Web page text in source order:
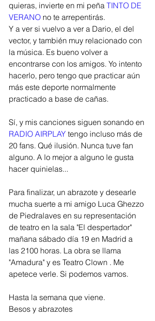
quieras, invierte en mi peña TINTO DE
VERANO no te arrepentirás.
Y a ver si vuelvo a ver a Dario, el del
vector, y también muy relacionado con
la música. Es bueno volver a
encontrarse con los amigos. Yo intento
hacerlo, pero tengo que practicar aún
más este deporte normalmente
practicado a base de cañas.
Sí, y mis canciones siguen sonando en
RADIO AIRPLAY tengo incluso más de
20 fans. Qué ilusión. Nunca tuve fan
alguno. A lo mejor a alguno le gusta
hacer quinielas...
Para finalizar, un abrazote y desearle
mucha suerte a mi amigo Luca Ghezzo
de Piedralaves en su representación
de teatro en la sala "El despertador"
mañana sábado día 19 en Madrid a
las 2100 horas. La obra se llama
"Amadura" y es Teatro Clown . Me
apetece verle. Si podemos vamos.
Hasta la semana que viene.
Besos y abrazotes